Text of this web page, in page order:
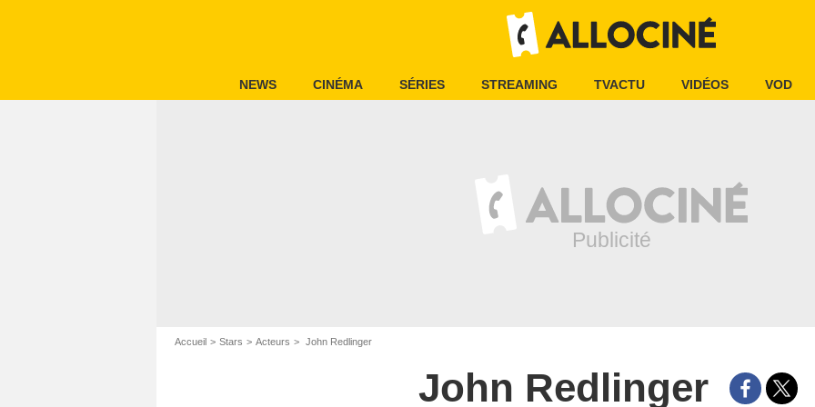
NEWS CINÉMA SÉRIES STREAMING TVACTU VIDÉOS VOD
Accueil Stars Acteurs John Redlinger
John Redlinger